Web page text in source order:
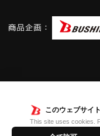
このウェブサイ
This site uses cookies.